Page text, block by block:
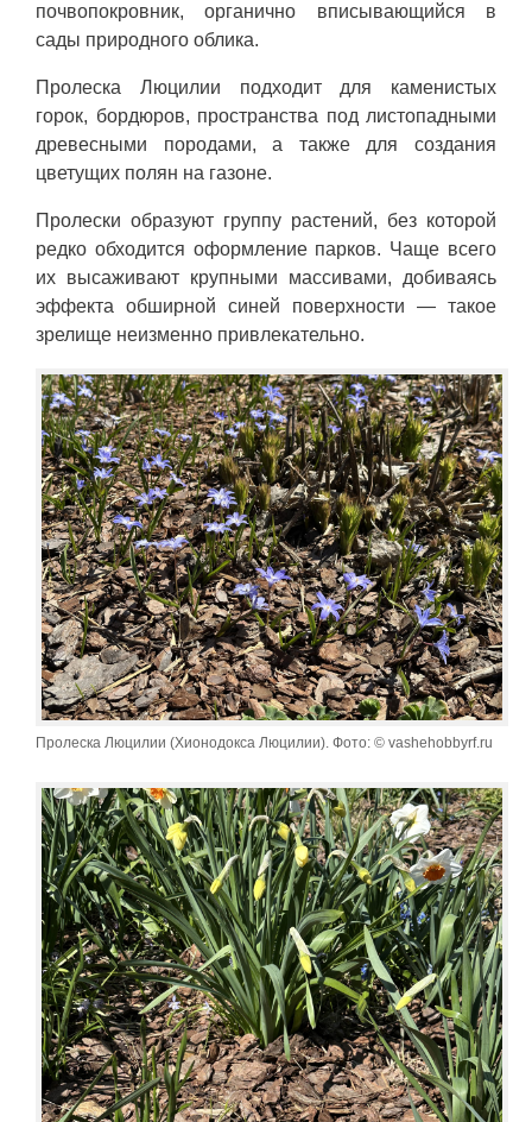
почвопокровник, органично вписывающийся в
сады природного облика.
Пролеска Люцилии подходит для каменистых
горок, бордюров, пространства под листопадными
древесными породами, а также для создания
цветущих полян на газоне.
Пролески образуют группу растений, без которой
редко обходится оформление парков. Чаще всего
их высаживают крупными массивами, добиваясь
эффекта обширной синей поверхности — такое
зрелище неизменно привлекательно.
Пролеска Люцилии (Хионодокса Люцилии). Фото: © vashehobbyrf.ru